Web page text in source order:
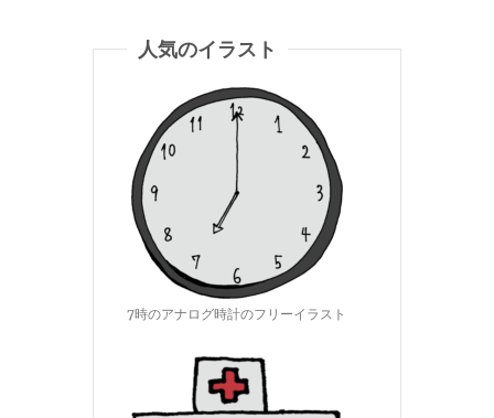
人気のイラスト
7時のアナログ時計のフリーイラスト